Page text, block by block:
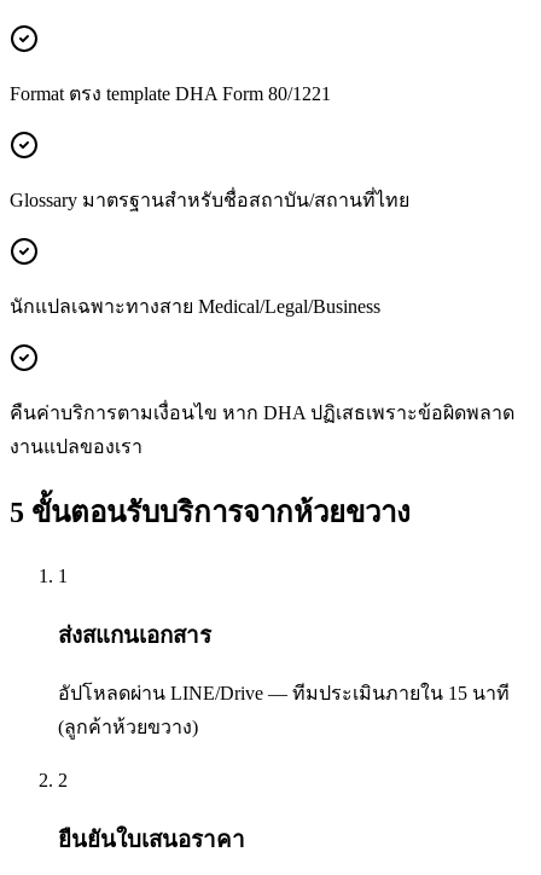
Format ตรง template DHA Form 80/1221
Glossary มาตรฐานสำหรับชื่อสถาบัน/สถานที่ไทย
นักแปลเฉพาะทางสาย Medical/Legal/Business
คืนค่าบริการตามเงื่อนไข หาก DHA ปฏิเสธเพราะข้อผิดพลาด
งานแปลของเรา
5 ขั้นตอนรับบริการจากห้วยขวาง
1
ส่งสแกนเอกสาร
อัปโหลดผ่าน LINE/Drive — ทีมประเมินภายใน 15 นาที
(ลูกค้าห้วยขวาง)
2
ยืนยันใบเสนอราคา